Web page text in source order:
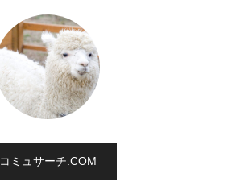
コミュサーチ.COM